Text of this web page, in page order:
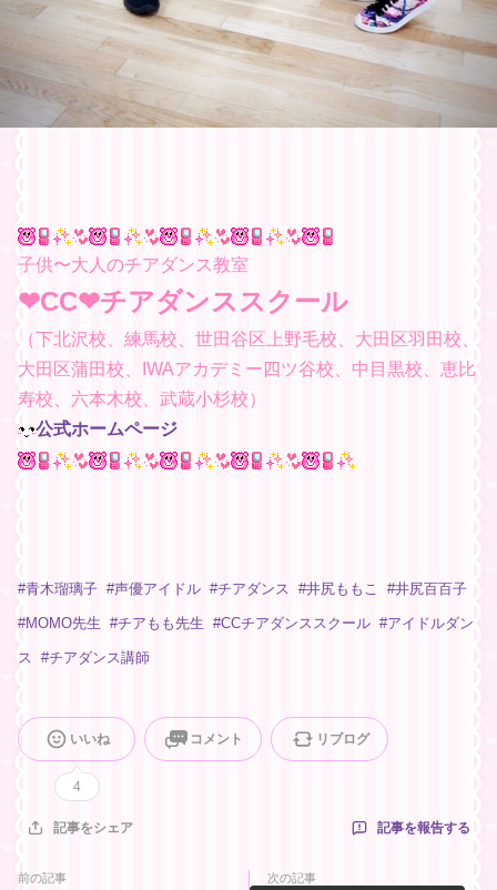
子供〜大人のチアダンス教室
❤︎CC❤︎チアダンススクール
（下北沢校、練馬校、世田谷区上野毛校、大田区羽田校、
大田区蒲田校、IWAアカデミー四ツ谷校、中目黒校、恵比
寿校、六本木校、武蔵小杉校）
公式ホームページ
#青木瑠璃子 #声優アイドル #チアダンス #井尻ももこ #井尻百百子
#MOMO先生 #チアもも先生 #CCチアダンススクール #アイドルダン
ス #チアダンス講師
いいね
4
コメント リブログ
記事をシェア 記事を報告する
前の記事 次の記事